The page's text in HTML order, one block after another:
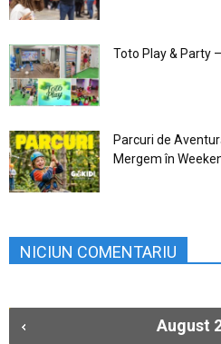
Toto Play & Party
Parcuri de
Mergem în
NICIUN COMENTARIU
August